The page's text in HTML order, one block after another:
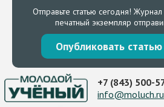
Отправьте статью сегодня!
печатный экземпляр
Опубликовать
+7 (843) 500-
info@moluch.ru